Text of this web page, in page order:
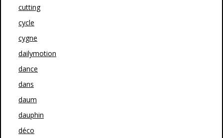
cutting
cycle
cygne
dailymotion
dance
dans
daum
dauphin
déco